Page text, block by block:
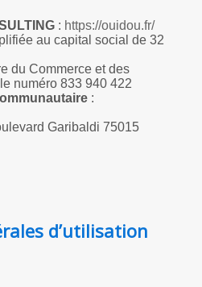
: https://ouidou.fr/
au capital social de 32
du Commerce et des
numéro 833 940 422
:
Garibaldi 75015
d’utilisation